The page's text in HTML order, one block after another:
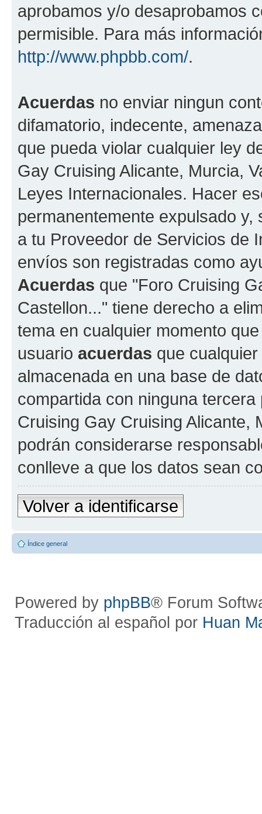
aprobamos y/o desaprobamos
permisible. Para más
http://www.phpbb.com/.
Acuerdas no enviar ningun
difamatorio, indecente,
que pueda violar cualquier ley
Gay Cruising Alicante, Murcia,
Leyes Internacionales. Hacer
permanentemente expulsado
a tu Proveedor de Servicios de
envíos son registradas como
Acuerdas que "Foro Cruising
Castellon..." tiene derecho a
tema en cualquier momento
usuario acuerdas que
almacenada en una base de
compartida con ninguna
Cruising Gay Cruising Alicante,
podrán considerarse
conlleve a que los datos sean
Volver a identificarse
Índice general
Powered by phpBB® Forum
Traducción al español por Huan